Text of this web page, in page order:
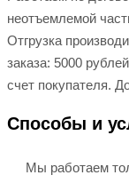
неотъемлемой
Отгрузка
заказа: 5000
счет покупателя.
Способы и
Мы работаем